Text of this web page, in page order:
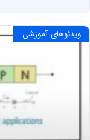
ویدئوهای آموزشی